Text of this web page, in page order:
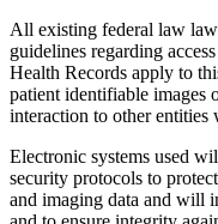
All existing federal law
guidelines regarding
Health Records apply to
patient identifiable images
interaction to other
Electronic systems used
security protocols to
and imaging data and will